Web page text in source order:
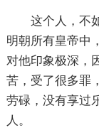
这个人，不
明朝所有皇帝中
对他印象极深，
苦，受了很多罪
劳碌，没有享过
人。